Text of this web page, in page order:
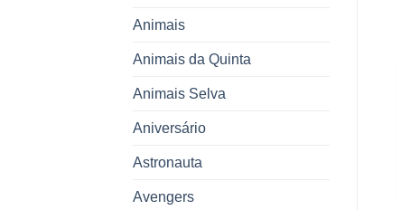
Animais
Animais da Quinta
Animais Selva
Aniversário
Astronauta
Avengers